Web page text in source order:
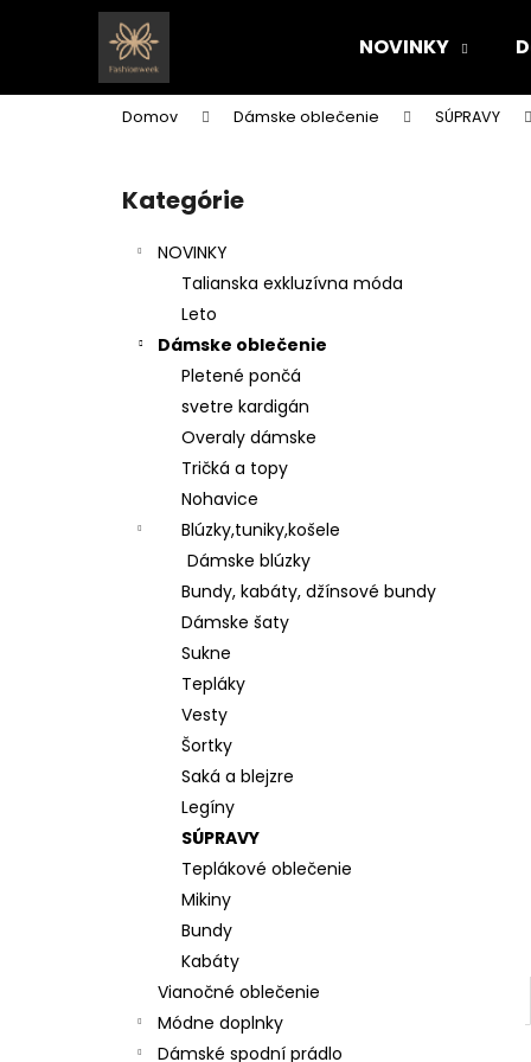
NOVINKY
Domov Dámske oblečenie SÚPRAVY
Preskočiť
kategórie
Kategórie
NOVINKY
Talianska exkluzívna móda
Leto
Dámske oblečenie
Pletené pončá
svetre kardigán
Overaly dámske
Tričká a topy
Nohavice
Blúzky,tuniky,košele
Dámske blúzky
Bundy, kabáty, džínsové bundy
Dámske šaty
Sukne
Tepláky
Vesty
Šortky
Saká a blejzre
Legíny
SÚPRAVY
Teplákové oblečenie
Mikiny
Bundy
Kabáty
Vianočné oblečenie
Módne doplnky
Dámské spodní prádlo
í
Späť
do
obchodu
Späť
do
obchodu
KOŠEĽOVÁ BLÚZKA Z ĽAHKEJ A
PRÍJEMNEJ BAVLNY K65622